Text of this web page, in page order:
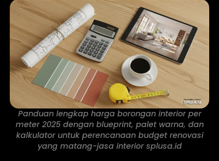
Panduan lengkap harga borongan interior per
meter 2025 dengan blueprint, palet warna, dan
kalkulator untuk perencanaan budget renovasi
yang matang-jasa interior splusa.id